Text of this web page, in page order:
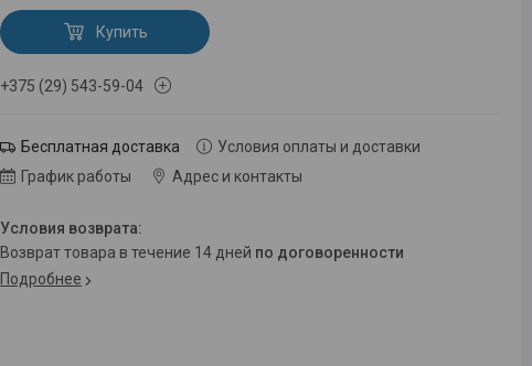
Купить
+375 (29) 543-59-04
Бесплатная доставка
Условия оплаты и доставки
График работы
Адрес и контакты
возврат товара в течение 14 дней по договоренности
Подробнее